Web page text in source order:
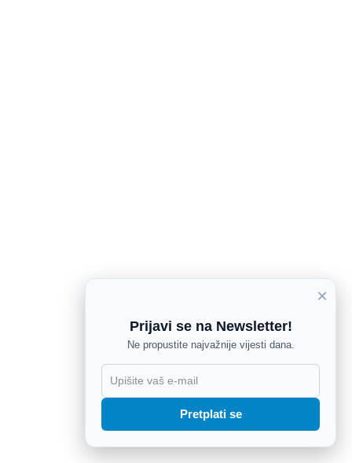
×
Prijavi se na Newsletter!
Ne propustite najvažnije vijesti dana.
Pretplati se